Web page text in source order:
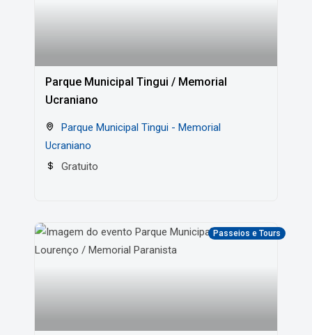
Parque Municipal Tingui / Memorial
Ucraniano
Ucraniano
Gratuito
Passeios e Tours